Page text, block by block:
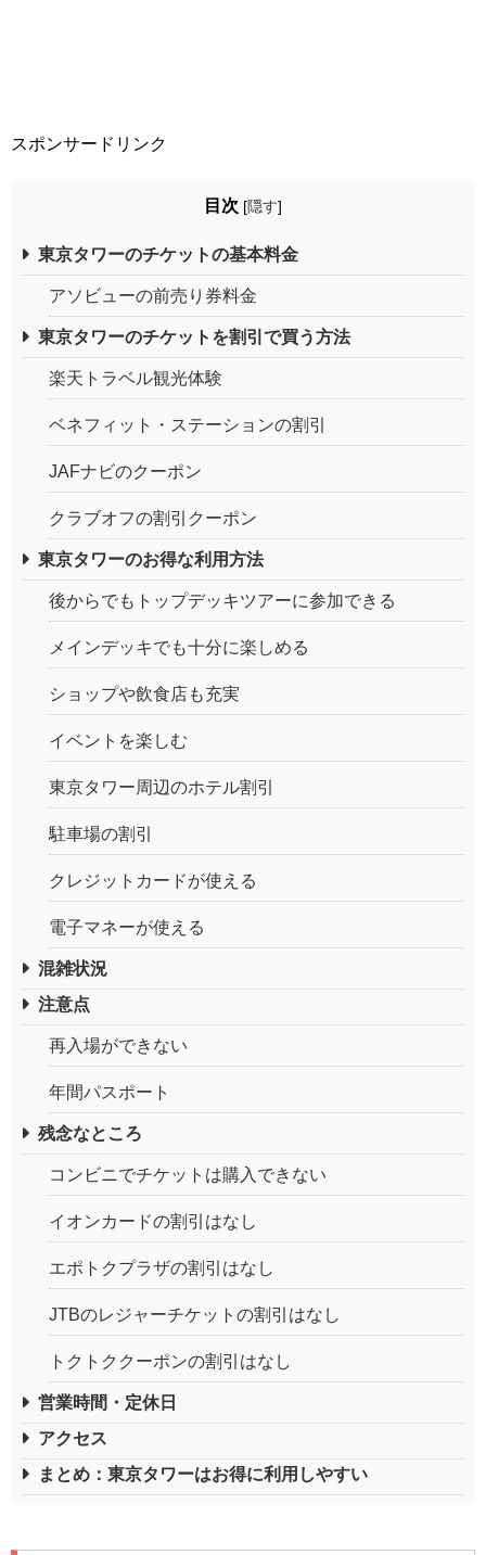
スポンサードリンク
目次 [隠す]
東京タワーのチケットの基本料金
アソビューの前売り券料金
東京タワーのチケットを割引で買う方法
楽天トラベル観光体験
ベネフィット・ステーションの割引
JAFナビのクーポン
クラブオフの割引クーポン
東京タワーのお得な利用方法
後からでもトップデッキツアーに参加できる
メインデッキでも十分に楽しめる
ショップや飲食店も充実
イベントを楽しむ
東京タワー周辺のホテル割引
駐車場の割引
クレジットカードが使える
電子マネーが使える
混雑状況
注意点
再入場ができない
年間パスポート
残念なところ
コンビニでチケットは購入できない
イオンカードの割引はなし
エポトクプラザの割引はなし
JTBのレジャーチケットの割引はなし
トクトククーポンの割引はなし
営業時間・定休日
アクセス
まとめ：東京タワーはお得に利用しやすい